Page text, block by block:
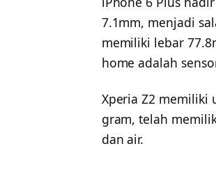
7.1mm, menjadi
memiliki lebar
home adalah
Xperia Z2 memiliki
gram, telah
dan air.